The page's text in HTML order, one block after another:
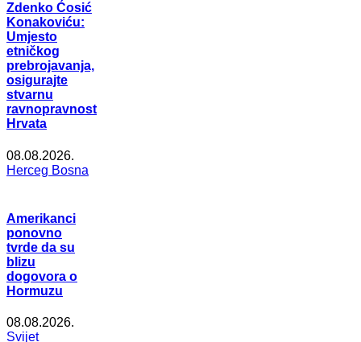
Zdenko Ćosić
Konakoviću:
Umjesto
etničkog
prebrojavanja,
osigurajte
stvarnu
ravnopravnost
Hrvata
08.08.2026.
Herceg Bosna
Amerikanci
ponovno
tvrde da su
blizu
dogovora o
Hormuzu
08.08.2026.
Svijet